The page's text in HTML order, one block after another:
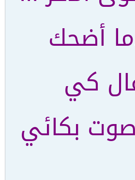
أضحك
كي
بكائي